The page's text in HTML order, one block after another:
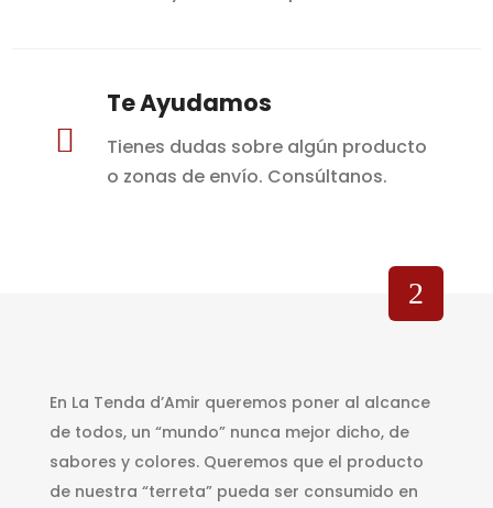

Te Ayudamos
Tienes dudas sobre algún producto
o zonas de envío. Consúltanos.
En La Tenda d’Amir queremos poner al alcance
de todos, un “mundo” nunca mejor dicho, de
sabores y colores. Queremos que el producto
de nuestra “terreta” pueda ser consumido en